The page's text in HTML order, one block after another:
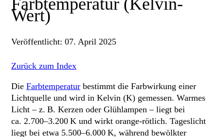
Wert)
Veröffentlicht: 07. April 2025
Zurück zum Index
Die Farbtemperatur bestimmt die Farbwirkung einer
Lichtquelle und wird in Kelvin (K) gemessen. Warmes
Licht – z. B. Kerzen oder Glühlampen – liegt bei
ca. 2.700–3.200 K und wirkt orange-rötlich. Tageslicht
liegt bei etwa 5.500–6.000 K, während bewölkter